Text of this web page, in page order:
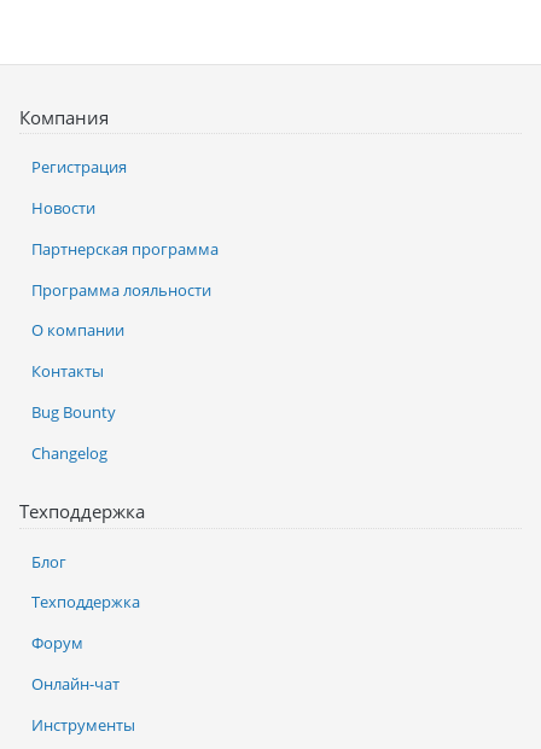
Компания
Регистрация
Новости
Партнерская программа
Программа лояльности
О компании
Контакты
Bug Bounty
Changelog
Техподдержка
Блог
Техподдержка
Форум
Онлайн-чат
Инструменты